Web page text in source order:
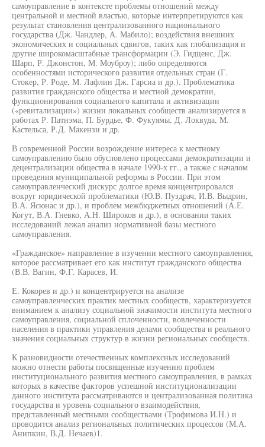
самоуправление в контексте проблемы отношений между
центральной и местной властью, которые интерпретируются как
результат становления централизованного национального
государства (Дж. Чандлер, А. Мабило); воздействия внешних
экономических и социальных сдвигов, таких как глобализация и
другие широкомасштабные трансформации (Э. Гидценс, Дж.
Шарп, Р. Джонстон, М. Моуброу); либо определяются
особенностями исторического развития отдельных стран (Г.
Стокер, Р. Роде, М. Лафлин Дж. Гарсиа и др.). Проблематика
развития гражданского общества и местной демократии,
функционирования социального капитала и активизации
(«ревитализации») жизни локальных сообществ анализируется в
работах Р. Патнэма, П. Бурдье, Ф. Фукуямы, Д. Локвуда, М.
Кастельса, Р.Д. Макензи и др.
В современной России возрождение интереса к местному
самоуправлению было обусловлено процессами демократизации и
децентрализации общества в начале 1990-х гг., а также с началом
проведения муниципальной реформы в России. При этом
самоуправленческий дискурс долгое время концентрировался
вокруг юридической проблематики (Ю.В. Пуздрач, И.В. Выдрин,
В.А. Ясюнас и др.), и проблем межбюджетных отношений (А.Е.
Когут, В.А. Гневко, А.Н. Широков и др.), в основании таких
исследований лежал анализ нормативной базы местного
самоуправления.
«Гражданское» направление в изучении местного самоуправления,
которое рассматривает его как институт гражданского общества
(В.В. Вагин, Ф.Г. Карасев, И.
Е. Кокорев и др.) и концентрируется на анализе
самоуправленческих практик местных сообществ, характеризуется
вниманием к анализу социальной значимости института местного
самоуправления, социальной сплоченности, вовлеченности
населения в практики управления делами сообщества и реального
значения социальных структур в жизни региональных сообществ.
К разновидности отечественных комплексных исследований
можно отнести работы посвященные изучению проблем
институционального развития местного самоуправления, в рамках
которых в качестве факторов успешной институционализации
данного института рассматриваются и централизованная политика
государства и уровень социального взаимодействия,
представленный местными сообществами (Трофимова И.Н.) и
проводится анализ региональных политических процессов (М.А.
Анипкин, В.Д. Нечаев)1.